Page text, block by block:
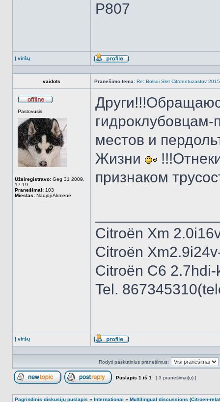
P807
Į viršų
Aprašymas
vaidots Pranešimo tema: Re: Bolsoi Slet Citroentuzastov 2015
Pastovusis
Užsiregistravo: Geg 31 2009,
17:19
Pranešimai: 103
Miestas: Naujoji Akmenė
местов и
Жизни
признаком
Citroёn Xm
Citroёn
Сitroёn C6
Tel.
Į viršų
Aprašymas
Rodyti paskutinius pranešimus:
Puslapis 1 iš 1 [ 3 pranešimai(ų) ]
Pagrindinis diskusijų puslapis » International » Multilingual discussions (Citroen-